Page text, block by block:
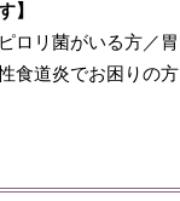
】
ロリ菌がいる方／胃
食道炎でお困りの方